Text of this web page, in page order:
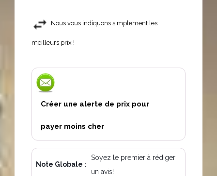
Nous vous indiquons simplement les
meilleurs prix !
Créer une alerte de prix pour
payer moins cher
Note Globale :
Soyez le premier à rédiger
un avis!